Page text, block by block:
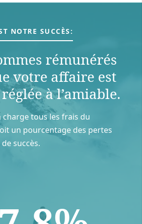
NOTRE SUCCÈS:
rémunérés
votre aﬀaire est
à l’amiable.
tous les frais du
un pourcentage des pertes
succès.